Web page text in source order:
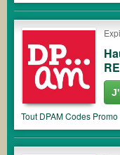
Tout DPAMCodes Promo